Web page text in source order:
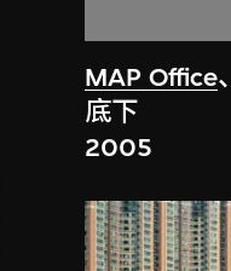
MAP Office、
底下
2005